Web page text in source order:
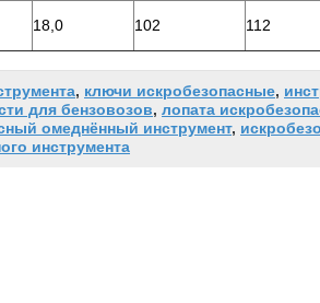
18,0 102 112
, ключи искробезопасные,
для бензовозов, лопата
омеднённый инструмент,
инструмента